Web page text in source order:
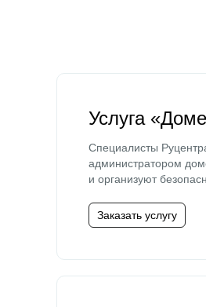
Услуга
Специалисты
администратором
и организуют
Заказать услугу